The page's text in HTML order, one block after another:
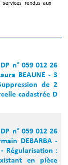
rendus aux
n° 059 012 26
BEAUNE - 3
de 2
cadastrée D
n° 059 012 26
DEBARBA -
Régularisation :
en pièce